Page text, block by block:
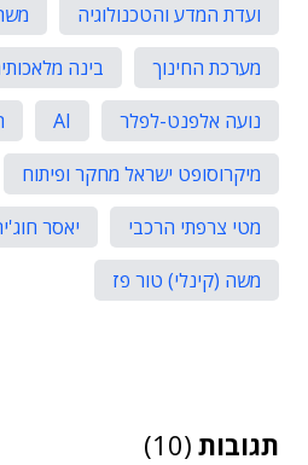
ועדת המדע והטכנולוגיה
מערכת החינוך
בינה
נועה אלפנט-לפלר
AI
מיקרוסופט ישראל מחקר ופיתוח
מטי צרפתי הרכבי
יאסר
משה (קינלי) טור פז
תגובות (10)